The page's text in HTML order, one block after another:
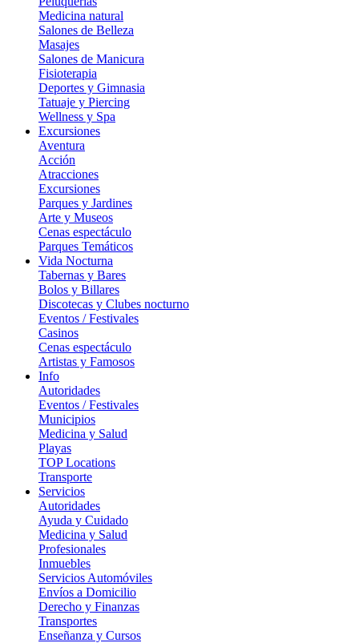
Medicina natural
Salones de Belleza
Masajes
Salones de Manicura
Fisioterapia
Deportes y Gimnasia
Tatuaje y Piercing
Wellness y Spa
Excursiones
Aventura
Acción
Atracciones
Excursiones
Parques y Jardines
Arte y Museos
Cenas espectáculo
Parques Temáticos
Vida Nocturna
Tabernas y Bares
Bolos y Billares
Discotecas y Clubes nocturno
Eventos / Festivales
Casinos
Cenas espectáculo
Artistas y Famosos
Info
Autoridades
Eventos / Festivales
Municipios
Medicina y Salud
Playas
TOP Locations
Transporte
Servicios
Autoridades
Ayuda y Cuidado
Medicina y Salud
Profesionales
Inmuebles
Servicios Automóviles
Envíos a Domicilio
Derecho y Finanzas
Transportes
Enseñanza y Cursos